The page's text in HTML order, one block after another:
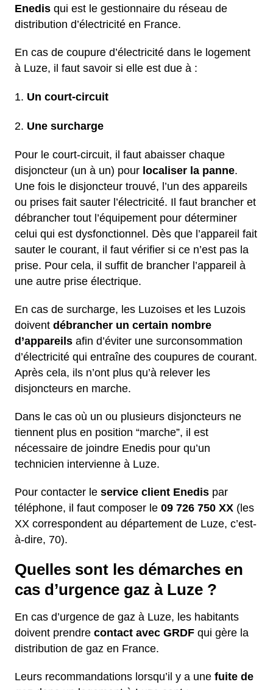
Enedis qui est le gestionnaire du réseau de
distribution d’électricité en France.
En cas de coupure d’électricité dans le logement
à Luze, il faut savoir si elle est due à :
Un court-circuit
Une surcharge
Pour le court-circuit, il faut abaisser chaque
disjoncteur (un à un) pour localiser la panne.
Une fois le disjoncteur trouvé, l’un des appareils
ou prises fait sauter l’électricité. Il faut brancher et
débrancher tout l’équipement pour déterminer
celui qui est dysfonctionnel. Dès que l’appareil fait
sauter le courant, il faut vérifier si ce n’est pas la
prise. Pour cela, il suffit de brancher l’appareil à
une autre prise électrique.
En cas de surcharge, les Luzoises et les Luzois
doivent débrancher un certain nombre
d’appareils afin d’éviter une surconsommation
d’électricité qui entraîne des coupures de courant.
Après cela, ils n’ont plus qu’à relever les
disjoncteurs en marche.
Dans le cas où un ou plusieurs disjoncteurs ne
tiennent plus en position “marche”, il est
nécessaire de joindre Enedis pour qu’un
technicien intervienne à Luze.
Pour contacter le service client Enedis par
téléphone, il faut composer le 09 726 750 XX (les
XX correspondent au département de Luze, c’est-
à-dire, 70).
Quelles sont les démarches en
cas d’urgence gaz à Luze ?
En cas d’urgence de gaz à Luze, les habitants
doivent prendre contact avec GRDF qui gère la
distribution de gaz en France.
Leurs recommandations lorsqu’il y a une fuite de